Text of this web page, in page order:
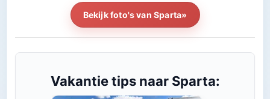
Bekijk foto's van Sparta»
Vakantie tips naar Sparta: